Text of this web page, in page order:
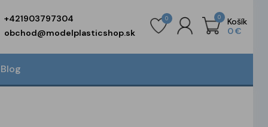
+421903797304
obchod@modelplasticshop.sk
0
Košík
0 €
0
Blog